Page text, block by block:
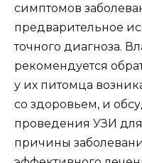
симптомов
предварительное
точного диагноза.
рекомендуется
у их питомца
со здоровьем, и
проведения УЗИ
причины